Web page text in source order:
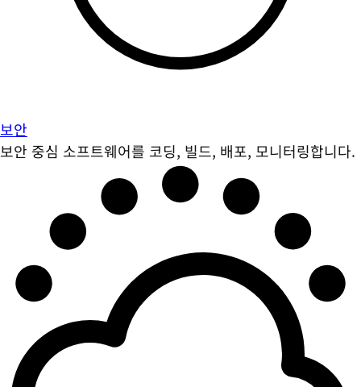
보안
보안 중심 소프트웨어를 코딩, 빌드, 배포, 모니터링합니다.